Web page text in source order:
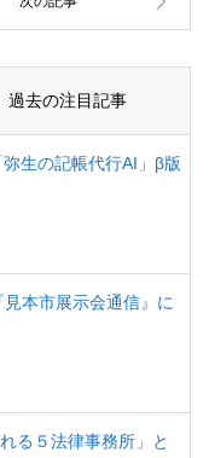
過去の注目記事
生の記帳代行AI」β版
見本市展示会通信』に
る５法律事務所」と